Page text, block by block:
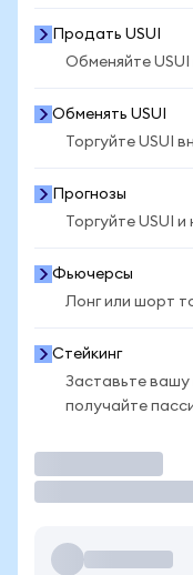
Продать USUI
Обменяйте
Обменять USUI
Торгуйте USUI
Прогнозы
Торгуйте USUI
Фьючерсы
Лонг или шорт
Стейкинг
Заставьте
получайте